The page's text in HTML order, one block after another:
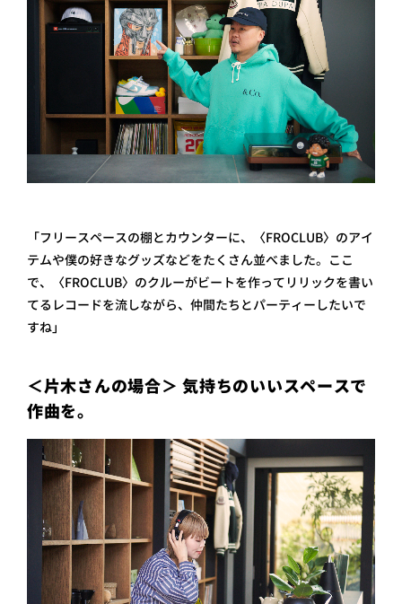
「フリースペースの棚とカウンターに、〈FROCLUB〉のアイ
テムや僕の好きなグッズなどをたくさん並べました。ここ
で、〈FROCLUB〉のクルーがビートを作ってリリックを書い
てるレコードを流しながら、仲間たちとパーティーしたいで
すね」
＜片木さんの場合＞ 気持ちのいいスペースで
作曲を。